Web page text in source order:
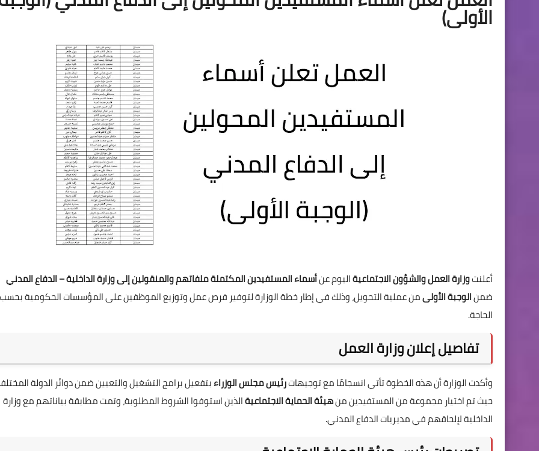
الأولى)
أعلنتوزارة العمل والشؤون الاجتماعيةاليوم عنأسماء المستفيدين المكتملة ملفاتهم والمنقولين إلى وزارة الداخلية – الدفاع المدني
ضمنالوجبة الأولىمن عملية التحويل، وذلك في إطار خطة الوزارة لتوفير فرص عمل وتوزيع الموظفين على المؤسسات الحكومية بحسب
الحاجة.
تفاصيل إعلان وزارة العمل
وأكدت الوزارة أن هذه الخطوة تأتي انسجامًا مع توجيهاترئيس مجلس الوزراءبتفعيل برامج التشغيل والتعيين ضمن دوائر الدولة
حيث تم اختيار مجموعة من المستفيدين منهيئة الحماية الاجتماعيةالذين استوفوا الشروط المطلوبة، وتمت مطابقة بياناتهم مع وزارة
الداخلية لإلحاقهم في مديريات الدفاع المدني.